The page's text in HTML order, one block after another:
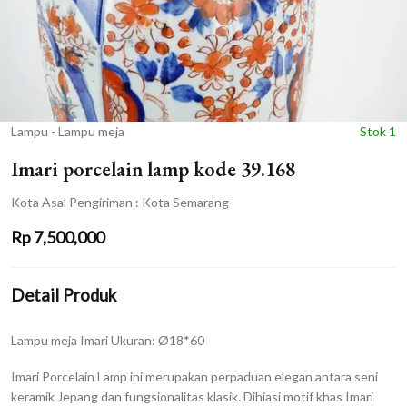
Lampu - Lampu meja Stok 1
Imari porcelain lamp kode 39.168
Kota Asal Pengiriman : Kota Semarang
Rp7,500,000
Detail Produk
Lampu meja Imari Ukuran: Ø18*60
Imari Porcelain Lamp ini merupakan perpaduan elegan antara seni
keramik Jepang dan fungsionalitas klasik. Dihiasi motif khas Imari